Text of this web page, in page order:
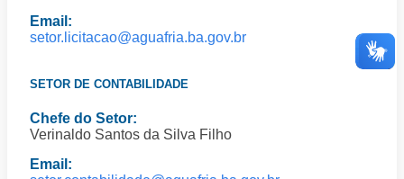
Email:
setor.licitacao@aguafria.ba.gov.br
SETOR DE CONTABILIDADE
Chefe do Setor:
Verinaldo Santos da Silva Filho
Email: